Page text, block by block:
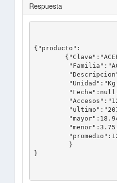
Respuesta
{"producto":
}